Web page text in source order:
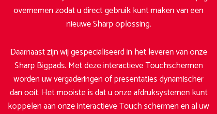
overnemen zodat u direct gebruik kunt maken van een
nieuwe Sharp oplossing.
Daarnaast zijn wij gespecialiseerd in het leveren van onze
Sharp Bigpads. Met deze interactieve Touchschermen
worden uw vergaderingen of presentaties dynamischer
dan ooit. Het mooiste is dat u onze afdruksystemen kunt
koppelen aan onze interactieve Touch schermen en al uw